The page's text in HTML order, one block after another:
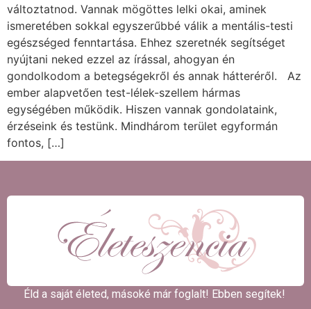
változtatnod. Vannak mögöttes lelki okai, aminek
ismeretében sokkal egyszerűbbé válik a mentális-testi
egészséged fenntartása. Ehhez szeretnék segítséget
nyújtani neked ezzel az írással, ahogyan én
gondolkodom a betegségekről és annak hátteréről. Az
ember alapvetően test-lélek-szellem hármas
egységében működik. Hiszen vannak gondolataink,
érzéseink és testünk. Mindhárom terület egyformán
fontos, […]
Éld a saját életed, másoké már foglalt! Ebben segítek! ​